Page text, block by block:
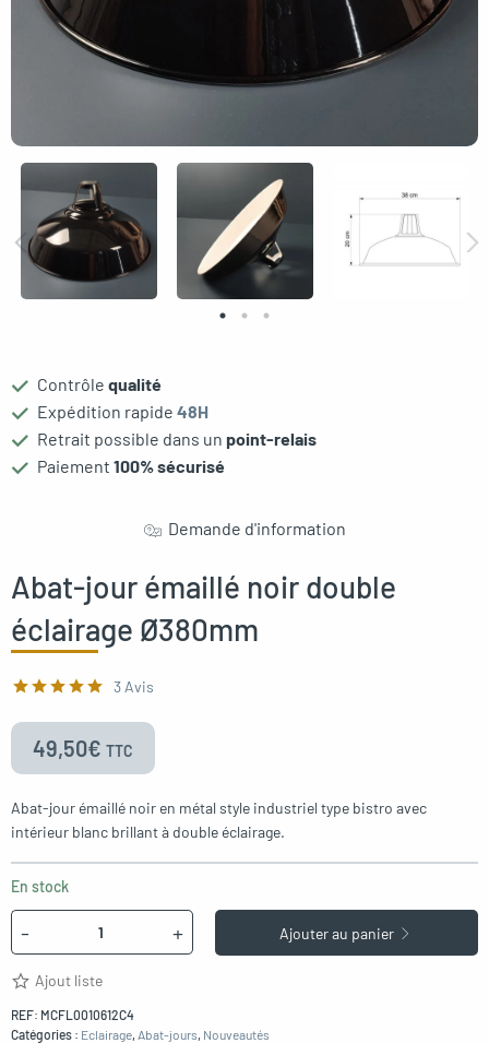
Contrôle qualité
Expédition rapide 48H
Retrait possible dans un point-relais
Paiement 100% sécurisé
Demande d'information
Abat-jour émaillé noir double
éclairage Ø380mm
3 Avis
49,50€ TTC
Abat-jour émaillé noir en métal style industriel type bistro avec
intérieur blanc brillant à double éclairage.
En stock
- + Ajouter au panier
Ajout liste
REF: MCFL0010612C4
Catégories : Eclairage, Abat-jours, Nouveautés
menu
menu
menu